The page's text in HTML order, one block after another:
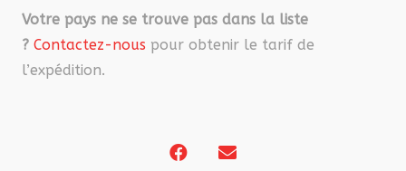
Votre pays ne se trouve pas dans la liste
? Contactez-nous pour obtenir le tarif de
l’expédition.